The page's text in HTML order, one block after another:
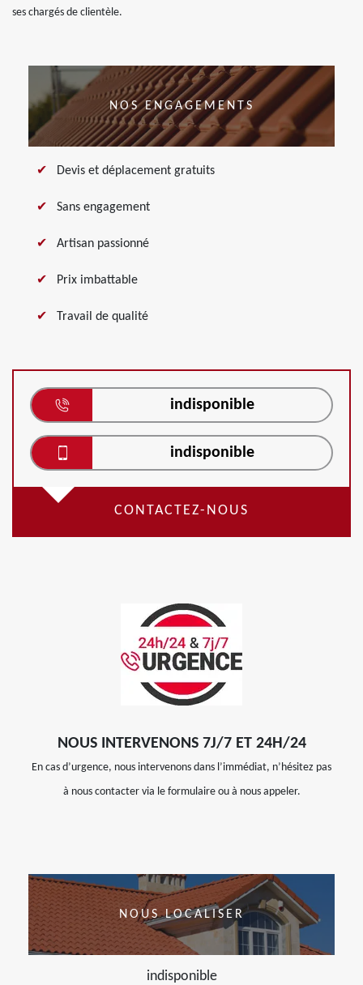
ses chargés de clientèle.
NOS ENGAGEMENTS
Devis et déplacement gratuits
Sans engagement
Artisan passionné
Prix imbattable
Travail de qualité
indisponible
indisponible
CONTACTEZ-NOUS
NOUS INTERVENONS 7J/7 ET 24H/24
En cas d’urgence, nous intervenons dans l’immédiat, n’hésitez pas
à nous contacter via le formulaire ou à nous appeler.
NOUS LOCALISER
indisponible